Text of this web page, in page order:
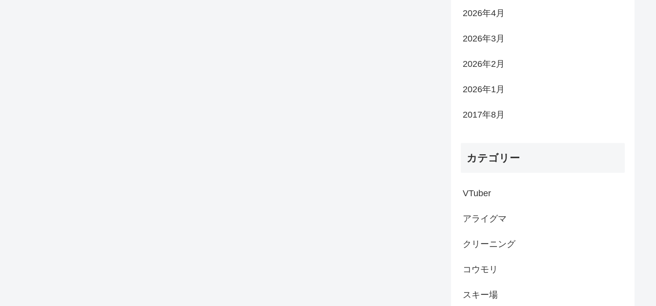
2026年4月
2026年3月
2026年2月
2026年1月
2017年8月
カテゴリー
VTuber
アライグマ
クリーニング
コウモリ
スキー場